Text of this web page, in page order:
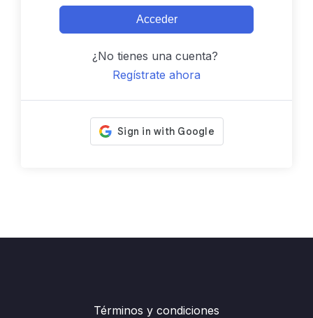
Acceder
¿No tienes una cuenta?
Regístrate ahora
Términos y condiciones